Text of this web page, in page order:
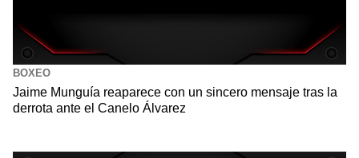
BOXEO
Jaime Munguía reaparece con un sincero mensaje tras la
derrota ante el Canelo Álvarez